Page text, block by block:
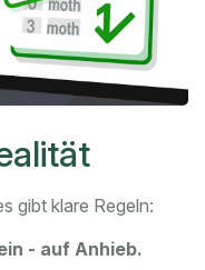
gibt klare Regeln:
- auf Anhieb.